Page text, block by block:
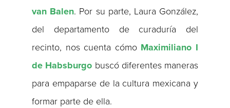
van Balen. Por su parte, Laura González,
del departamento de curaduría del
recinto, nos cuenta cómo Maximiliano I
de Habsburgo buscó diferentes maneras
para empaparse de la cultura mexicana y
formar parte de ella.